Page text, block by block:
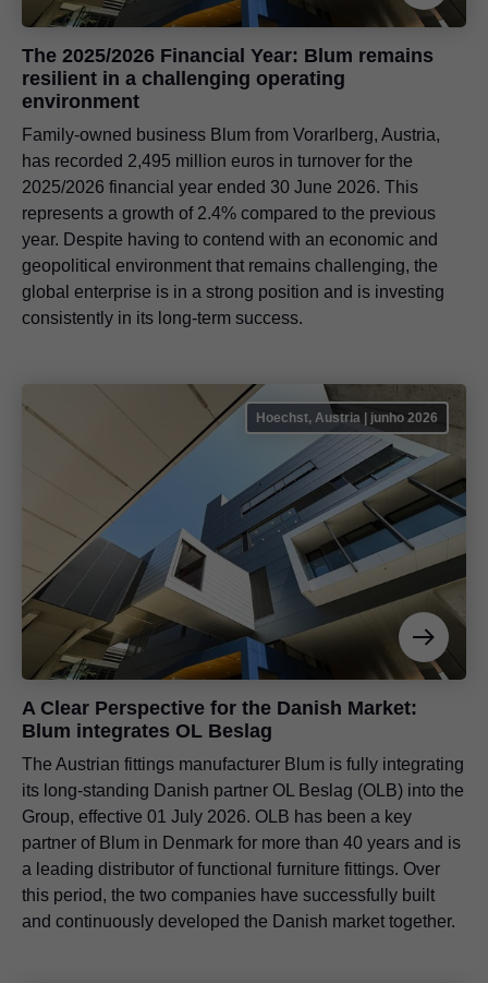
The 2025/2026 Financial Year: Blum remains
resilient in a challenging operating
environment
Family-owned business Blum from Vorarlberg, Austria,
has recorded 2,495 million euros in turnover for the
2025/2026 financial year ended 30 June 2026. This
represents a growth of 2.4% compared to the previous
year. Despite having to contend with an economic and
geopolitical environment that remains challenging, the
global enterprise is in a strong position and is investing
consistently in its long-term success.
Hoechst, Austria | junho 2026
A Clear Perspective for the Danish Market:
Blum integrates OL Beslag
The Austrian fittings manufacturer Blum is fully integrating
its long-standing Danish partner OL Beslag (OLB) into the
Group, effective 01 July 2026. OLB has been a key
partner of Blum in Denmark for more than 40 years and is
a leading distributor of functional furniture fittings. Over
this period, the two companies have successfully built
and continuously developed the Danish market together.